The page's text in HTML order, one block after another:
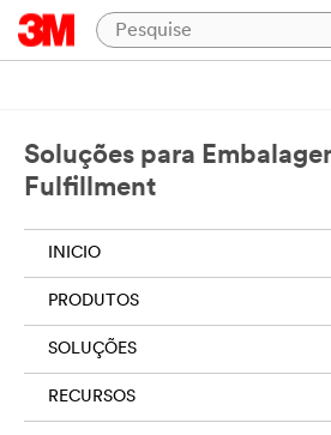
Soluções para
Fulfillment
INICIO
PRODUTOS
SOLUÇÕES
RECURSOS